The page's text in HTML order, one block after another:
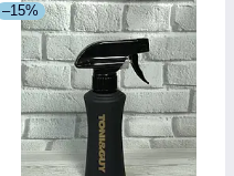
–15%